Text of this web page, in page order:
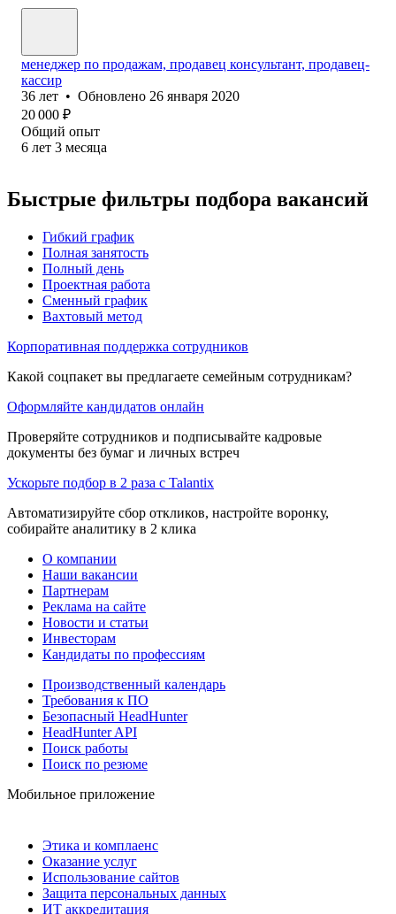
менеджер по продажам, продавец консультант, продавец-
кассир
36 лет • Обновлено 26 января 2020
20 000 ₽
Общий опыт
6 лет 3 месяца
Быстрые фильтры подбора вакансий
Гибкий график
Полная занятость
Полный день
Проектная работа
Сменный график
Вахтовый метод
Корпоративная поддержка сотрудников
Какой соцпакет вы предлагаете семейным сотрудникам?
Оформляйте кандидатов онлайн
Проверяйте сотрудников и подписывайте кадровые
документы без бумаг и личных встреч
Ускорьте подбор в 2 раза с Talantix
Автоматизируйте сбор откликов, настройте воронку,
собирайте аналитику в 2 клика
О компании
Наши вакансии
Партнерам
Реклама на сайте
Новости и статьи
Инвесторам
Кандидаты по профессиям
Производственный календарь
Требования к ПО
Безопасный HeadHunter
HeadHunter API
Поиск работы
Поиск по резюме
Мобильное приложение
Этика и комплаенс
Оказание услуг
Использование сайтов
Защита персональных данных
ИТ аккредитация